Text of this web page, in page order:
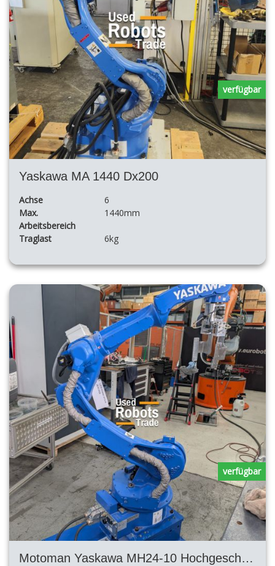
Yaskawa MA 1440 Dx200
Achse
6
Max.
Arbeitsbereich
1440mm
Traglast 6kg
verfügbar
Motoman Yaskawa MH24-10 Hochgeschwindigkeit
verfügbar